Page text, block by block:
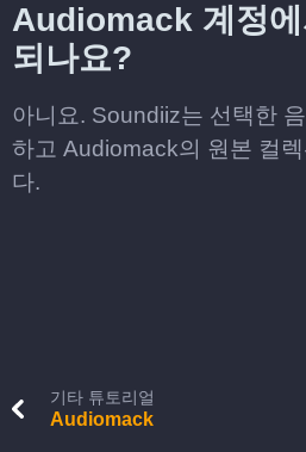
Audiomack 계정에
되나요?
아니요. Soundiiz는 선택한
하고 Audiomack의 원본 컬
다.
기타 튜토리얼
Audiomack